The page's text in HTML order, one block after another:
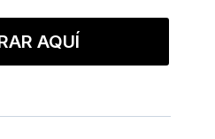
AQUÍ